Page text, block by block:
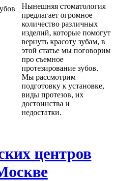
Нынешняя стоматология
предлагает огромное
количество различных
изделий, которые помогут
вернуть красоту зубам, в
этой статье мы поговорим
про съемное
протезирование зубов.
Мы рассмотрим
подготовку к установке,
виды протезов, их
достоинства и
недостатки.
центров